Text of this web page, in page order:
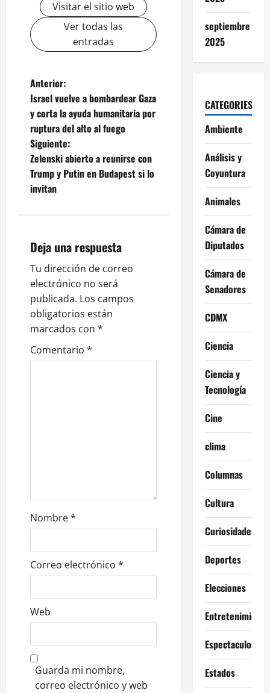
Visitar el sitio web
Ver todas las
entradas
N
a
v
e
g
c
i
ó
n
d
e
a
d
s
Anterior:
Israel vuelve a bombardear Gaza
y corta la ayuda humanitaria por
ruptura del alto al fuego
Siguiente:
Zelenski abierto a reunirse con
Trump y Putin en Budapest si lo
invitan
Deja una respuesta
Tu dirección de correo
electrónico no será
publicada. Los campos
obligatorios están
marcados con *
Comentario *
Nombre*
Correo electrónico *
Web
Guarda mi nombre,
correo electrónico y web
septiembre
2025
CATEGORIES
Ambiente
Análisis y
Coyuntura
Animales
Cámara de
Diputados
Cámara de
Senadores
CDMX
Ciencia
Ciencia y
Tecnología
Cine
clima
Columnas
Cultura
Curiosidades
Deportes
Elecciones
Entretenimiento
Espectaculos
Estados